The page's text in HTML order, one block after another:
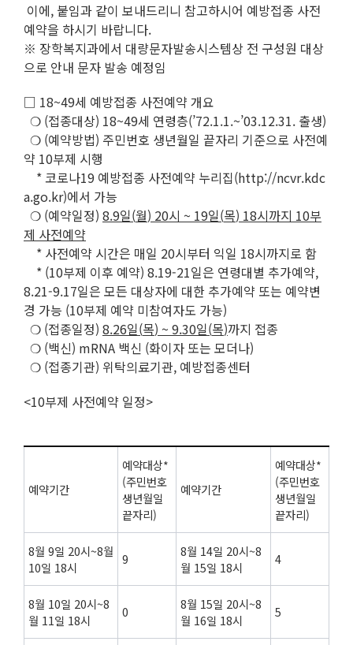
이에, 붙임과 같이 보내드리니 참고하시어 예방접종 사전
예약을 하시기 바랍니다.
※ 장학복지과에서 대량문자발송시스템상 전 구성원 대상
으로 안내 문자 발송 예정임
□ 18~49세 예방접종 사전예약 개요
❍ (접종대상) 18~49세 연령층(’72.1.1.~’03.12.31. 출생)
❍ (예약방법) 주민번호 생년월일 끝자리 기준으로 사전예
약 10부제 시행
* 코로나19 예방접종 사전예약 누리집(http://ncvr.kdc
a.go.kr)에서 가능
❍ (예약일정) 8.9일(월) 20시 ~ 19일(목) 18시까지 10부
제 사전예약
* 사전예약 시간은 매일 20시부터 익일 18시까지로 함
* (10부제 이후 예약) 8.19-21일은 연령대별 추가예약,
8.21-9.17일은 모든 대상자에 대한 추가예약 또는 예약변
경 가능 (10부제 예약 미참여자도 가능)
❍ (접종일정) 8.26일(목) ~ 9.30일(목)까지 접종
❍ (백신) mRNA 백신 (화이자 또는 모더나)
❍ (접종기관) 위탁의료기관, 예방접종센터
<10부제 사전예약 일정>
예약기간
예약대상*
(주민번호
생년월일
끝자리)
예약기간
예약대상*
(주민번호
생년월일
끝자리)
8월 9일 20시~8월
10일 18시
9
8월 14일 20시~8
월 15일 18시
4
8월 10일 20시~8
월 11일 18시
0
8월 15일 20시~8
월 16일 18시
5